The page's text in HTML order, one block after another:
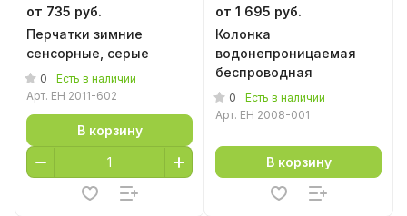
от 735 руб.
Перчатки зимние
сенсорные, серые
0
Есть в наличии
Арт. EH 2011-602
В корзину
от 1 695 руб.
Колонка
водонепроницаемая
беспроводная
0
Есть в наличии
Арт. EH 2008-001
В корзину